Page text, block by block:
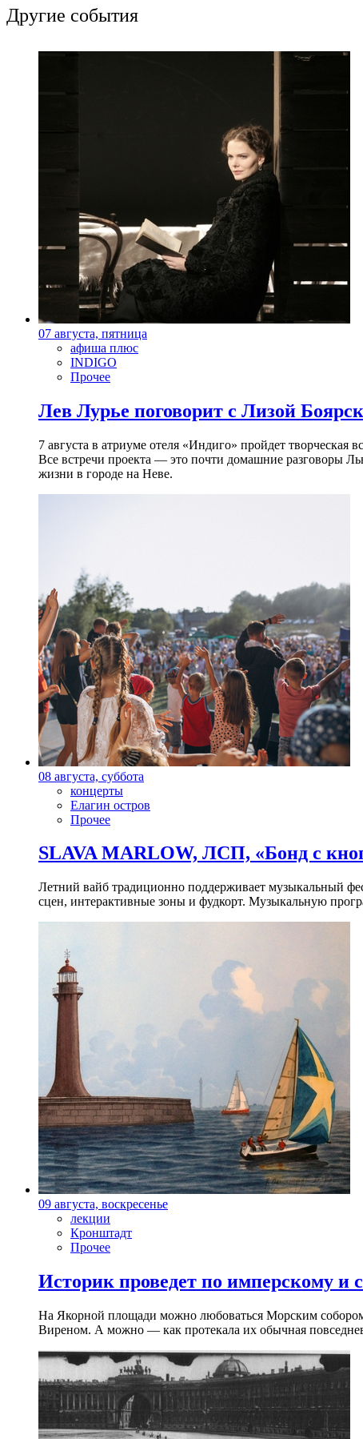
Другие события
07 августа, пятница
афиша плюс
INDIGO
Прочее
Лев Лурье поговорит с Лизой
7 августа в атриуме отеля «Индиго» пройдет
Все встречи проекта — это почти домашние разговоры
жизни в городе на Неве.
08 августа, суббота
концерты
Елагин остров
Прочее
SLAVA MARLOW, ЛСП, «Бонд с
Летний вайб традиционно поддерживает музыкальный
сцен, интерактивные зоны и фудкорт. Музыкальную
09 августа, воскресенье
лекции
Кронштадт
Прочее
Историк проведет по имперскому и
На Якорной площади можно любоваться Морским
Виреном. А можно — как протекала их обычная